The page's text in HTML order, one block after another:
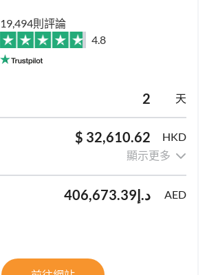
19,494則評論
4.8
2 天
$ 32,610.62
HKD
顯示更多
د.إ406,673.39 AED